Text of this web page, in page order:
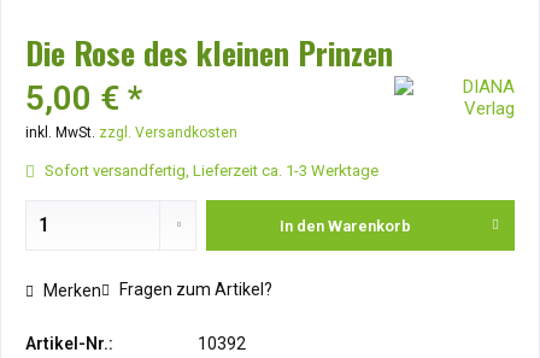
Die Rose des kleinen Prinzen
5,00 € *
inkl. MwSt. zzgl. Versandkosten
Sofort versandfertig, Lieferzeit ca. 1-3 Werktage
In den Warenkorb
Merken Fragen zum Artikel?
Artikel-Nr.:
10392